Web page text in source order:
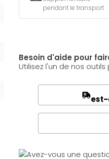
pendant le transport
Besoin d'aide pour
Utilisez l'un de nos outils
est-